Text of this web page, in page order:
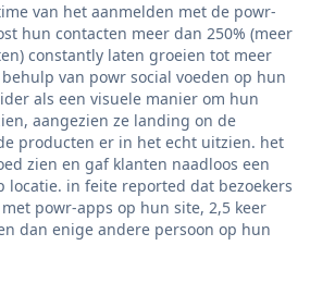
van het aanmelden met de powr-
hun contacten meer dan 250% (meer
constantly laten groeien tot meer
van powr social voeden op hun
als een visuele manier om hun
aangezien ze landing on de
producten er in het echt uitzien. het
zien en gaf klanten naadloos een
locatie. in feite reported dat bezoekers
powr-apps op hun site, 2,5 keer
dan enige andere persoon op hun